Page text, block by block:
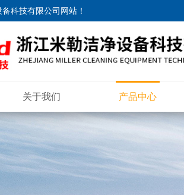
科技有限公司网站 ！
关于我们 产品中心